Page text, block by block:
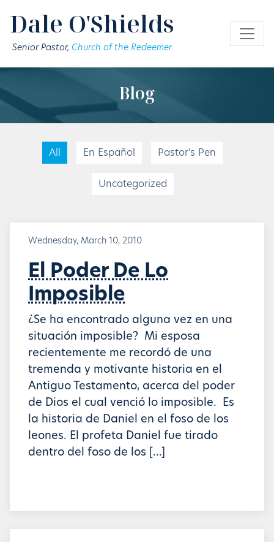
Dale O'Shields
Senior Pastor, Church of the Redeemer
Blog
All En Español Pastor's Pen
Uncategorized
Wednesday, March 10, 2010
El Poder De Lo
Imposible
¿Se ha encontrado alguna vez en una
situación imposible? Mi esposa
recientemente me recordó de una
tremenda y motivante historia en el
Antiguo Testamento, acerca del poder
de Dios el cual venció lo imposible. Es
la historia de Daniel en el foso de los
leones. El profeta Daniel fue tirado
dentro del foso de los […]